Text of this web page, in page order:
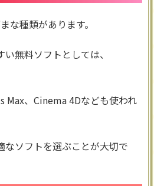
な種類があります。
無料ソフトとしては、
Max、Cinema 4Dなども使われ
なソフトを選ぶことが大切で